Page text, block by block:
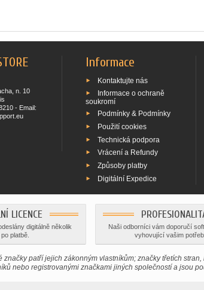
n. 10
- Email:
Informace
Kontaktujte nás
Informace o ochraně
soukromí
Podmínky & Podmínky
Použití cookies
Technická podpora
Vrácení a Refundy
Způsoby platby
Digitální Expedice
LICENCE
digitálně několik
platbě.
Naši odborníci vám doporučí
vyhovující vašim
značky patří jejich zákonným vlastníkům; značky třetích
nebo registrovanými značkami jiných společností a jsou